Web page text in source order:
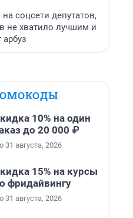
соцсети депутатов,
не хватило лучшим и
арбуз
10% на один
до 20 000 ₽
31 августа, 2026
15% на курсы
фридайвингу
31 августа, 2026